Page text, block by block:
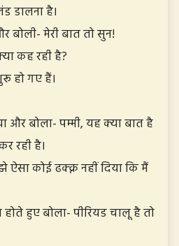
डालना है।
बोली- मेरी बात तो सुन!
कह रही है?
हो गए हैं।
और बोला- पम्मी, यह क्या बात है
रही है।
कोई ढक्क्न नहीं दिया कि मैं
होते हुए बोला- पीरियड चालू है तो